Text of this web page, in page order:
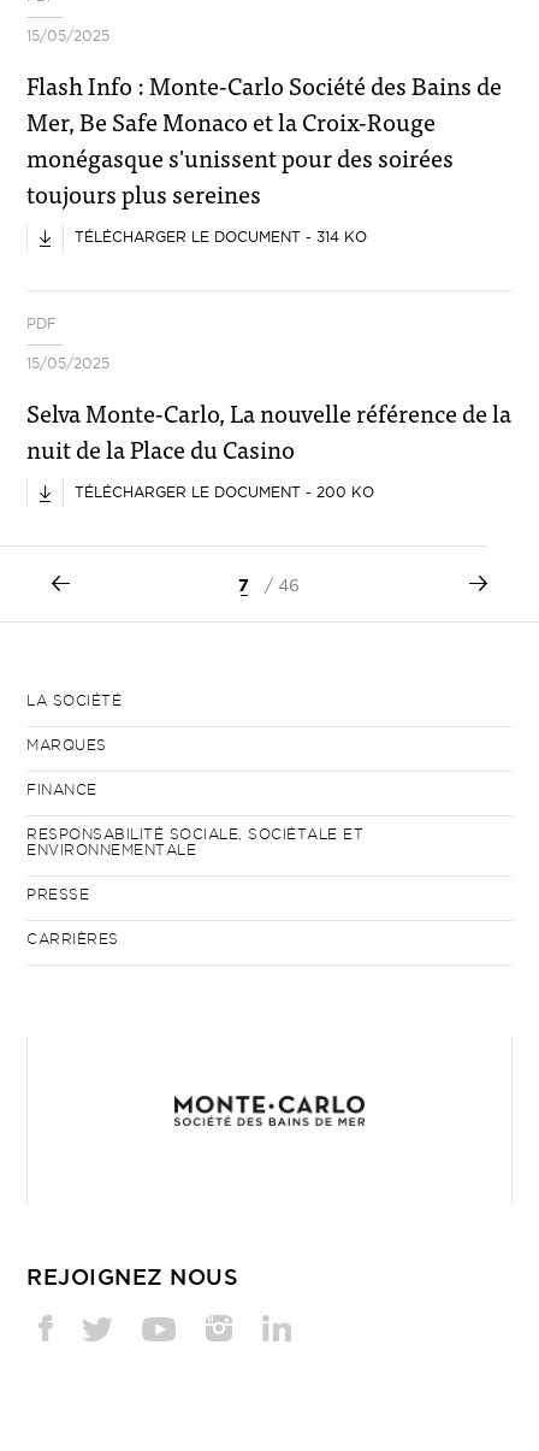
15/05/2025
Flash Info : Monte-Carlo Société des Bains de
Mer, Be Safe Monaco et la Croix-Rouge
monégasque s'unissent pour des soirées
toujours plus sereines
TÉLÉCHARGER LE DOCUMENT - 314 KO
PDF
15/05/2025
Selva Monte-Carlo, La nouvelle référence de la
nuit de la Place du Casino
TÉLÉCHARGER LE DOCUMENT - 200 KO
7 / 46
LA SOCIÉTÉ
MARQUES
FINANCE
RESPONSABILITÉ SOCIALE, SOCIÉTALE ET
ENVIRONNEMENTALE
PRESSE
CARRIÈRES
REJOIGNEZ NOUS